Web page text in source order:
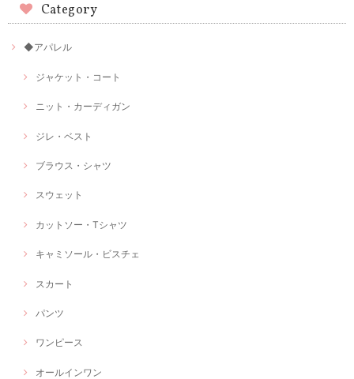
Category
◆アパレル
ジャケット・コート
ニット・カーディガン
ジレ・ベスト
ブラウス・シャツ
スウェット
カットソー・Tシャツ
キャミソール・ビスチェ
スカート
パンツ
ワンピース
オールインワン